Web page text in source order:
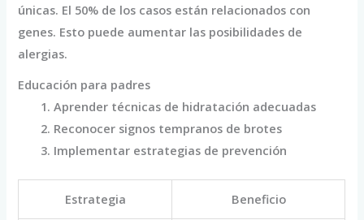
únicas. El 50% de los casos están relacionados con
genes. Esto puede aumentar las posibilidades de
alergias.
Educación para padres
Aprender técnicas de hidratación adecuadas
Reconocer signos tempranos de brotes
Implementar estrategias de prevención
Estrategia Beneficio